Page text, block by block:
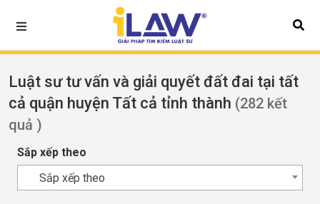
Luật sư tư vấn và giải quyết đất đai tại tất
cả quận huyện Tất cả tỉnh thành (282 kết
quả )
Sắp xếp theo
Sắp xếp theo